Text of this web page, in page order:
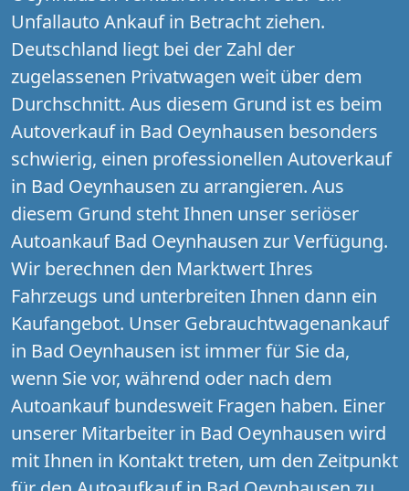
Unfallauto Ankauf in Betracht ziehen.
Deutschland liegt bei der Zahl der
zugelassenen Privatwagen weit über dem
Durchschnitt. Aus diesem Grund ist es beim
Autoverkauf in Bad Oeynhausen besonders
schwierig, einen professionellen Autoverkauf
in Bad Oeynhausen zu arrangieren. Aus
diesem Grund steht Ihnen unser seriöser
Autoankauf Bad Oeynhausen zur Verfügung.
Wir berechnen den Marktwert Ihres
Fahrzeugs und unterbreiten Ihnen dann ein
Kaufangebot. Unser Gebrauchtwagenankauf
in Bad Oeynhausen ist immer für Sie da,
wenn Sie vor, während oder nach dem
Autoankauf bundesweit Fragen haben. Einer
unserer Mitarbeiter in Bad Oeynhausen wird
mit Ihnen in Kontakt treten, um den Zeitpunkt